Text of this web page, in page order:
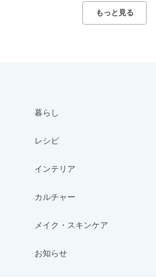
もっと見る
暮らし
レシピ
インテリア
カルチャー
メイク・スキンケア
お知らせ